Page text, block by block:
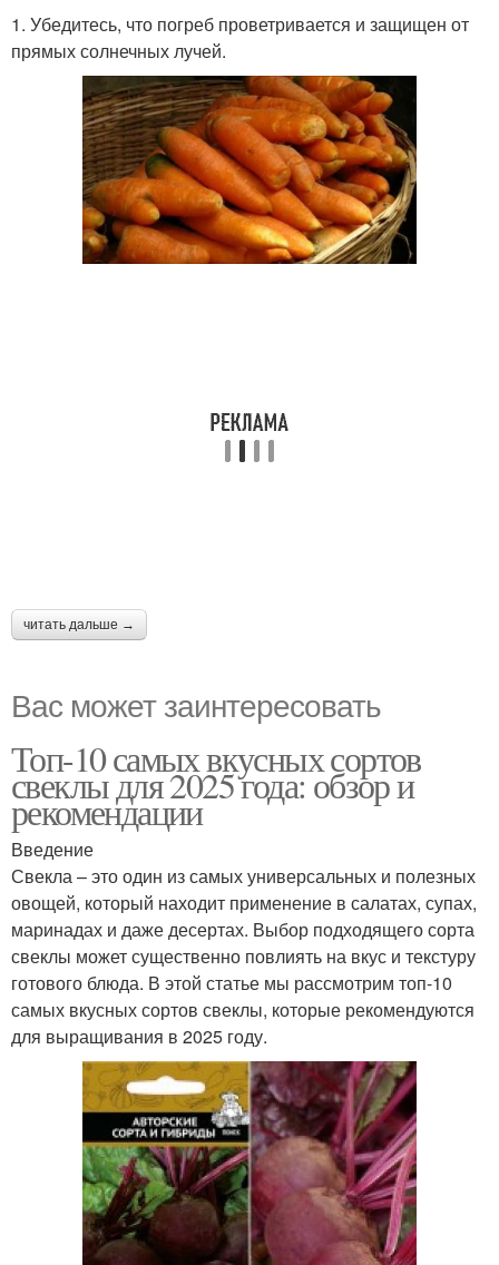
1. Убедитесь, что погреб проветривается и защищен от
прямых солнечных лучей.
читать дальше →
Вас может заинтересовать
Топ-10 самых вкусных сортов
свеклы для 2025 года: обзор и
рекомендации
Введение
Свекла – это один из самых универсальных и полезных
овощей, который находит применение в салатах, супах,
маринадах и даже десертах. Выбор подходящего сорта
свеклы может существенно повлиять на вкус и текстуру
готового блюда. В этой статье мы рассмотрим топ-10
самых вкусных сортов свеклы, которые рекомендуются
для выращивания в 2025 году.